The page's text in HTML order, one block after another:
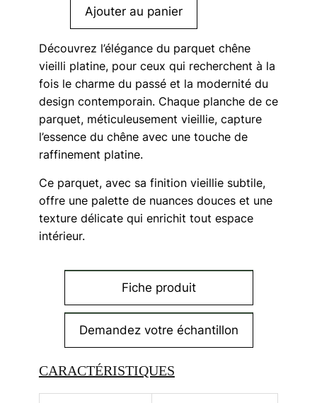
Parquet
Chêne
Vieilli
Platine
à
la
Française
Ajouter au panier
Découvrez l’élégance du parquet chêne
vieilli platine, pour ceux qui recherchent à la
fois le charme du passé et la modernité du
design contemporain. Chaque planche de ce
parquet, méticuleusement vieillie, capture
l’essence du chêne avec une touche de
raffinement platine.
Ce parquet, avec sa finition vieillie subtile,
offre une palette de nuances douces et une
texture délicate qui enrichit tout espace
intérieur.
Fiche produit
Demandez votre échantillon
CARACTÉRISTIQUES